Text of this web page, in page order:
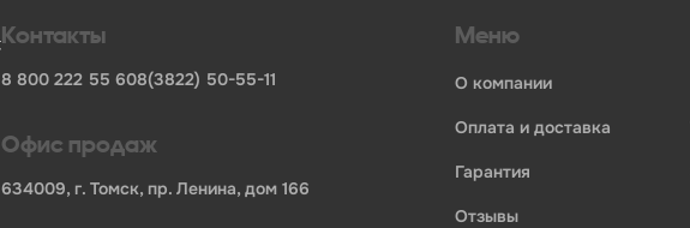
Контакты
8 800 222 55 608(3822) 50-55-11
Офис продаж
634009, г. Томск, пр. Ленина, дом 166
Меню
о компании
оплата и доставка
гарантия
отзывы